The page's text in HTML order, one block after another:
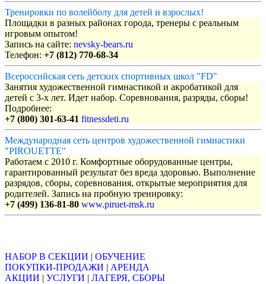
Тренировки по волейболу для детей и взрослых!
Площадки в разных районах города, тренеры с реальным
игровым опытом!
Запись на сайте: nevsky-bears.ru
Телефон: +7 (812) 770-68-34
Всероссийская сеть детских спортивных школ "FD"
Занятия художественной гимнастикой и акробатикой для
детей с 3-х лет. Идет набор. Соревнования, разряды, сборы!
Подробнее:
+7 (800) 301-63-41 fitnessdeti.ru
Международная сеть центров художественной гимнастики
"PIROUETTE"
Работаем с 2010 г. Комфортные оборудованные центры,
гарантированный результат без вреда здоровью. Выполнение
разрядов, сборы, соревнования, открытые мероприятия для
родителей. Запись на пробную тренировку:
+7 (499) 136-81-80 www.piruet-msk.ru
НАБОР В СЕКЦИИ | ОБУЧЕНИЕ
ПОКУПКИ-ПРОДАЖИ | АРЕНДА
АКЦИИ | УСЛУГИ | ЛАГЕРЯ, СБОРЫ